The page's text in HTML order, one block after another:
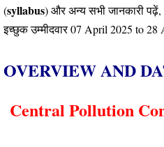
(syllabus) और अन्य सभी जानकारी पढ़ें,
इच्छुक उम्मीदवार 07 April 2025 to
OVERVIEW AND
Central Pollution